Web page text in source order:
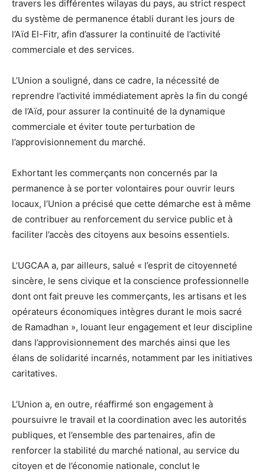
travers les différentes wilayas du pays, au strict respect
du système de permanence établi durant les jours de
l’Aïd El-Fitr, afin d’assurer la continuité de l’activité
commerciale et des services.
L’Union a souligné, dans ce cadre, la nécessité de
reprendre l’activité immédiatement après la fin du congé
de l’Aïd, pour assurer la continuité de la dynamique
commerciale et éviter toute perturbation de
l’approvisionnement du marché.
Exhortant les commerçants non concernés par la
permanence à se porter volontaires pour ouvrir leurs
locaux, l’Union a précisé que cette démarche est à même
de contribuer au renforcement du service public et à
faciliter l’accès des citoyens aux besoins essentiels.
L’UGCAA a, par ailleurs, salué « l’esprit de citoyenneté
sincère, le sens civique et la conscience professionnelle
dont ont fait preuve les commerçants, les artisans et les
opérateurs économiques intègres durant le mois sacré
de Ramadhan », louant leur engagement et leur discipline
dans l’approvisionnement des marchés ainsi que les
élans de solidarité incarnés, notamment par les initiatives
caritatives.
L’Union a, en outre, réaffirmé son engagement à
poursuivre le travail et la coordination avec les autorités
publiques, et l’ensemble des partenaires, afin de
renforcer la stabilité du marché national, au service du
citoyen et de l’économie nationale, conclut le